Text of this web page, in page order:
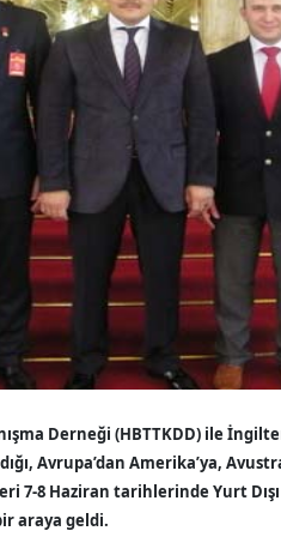
Derneği (HBTTKDD) ile
Avrupa’dan Amerika’ya,
7-8 Haziran tarihlerinde Yurt
araya geldi.